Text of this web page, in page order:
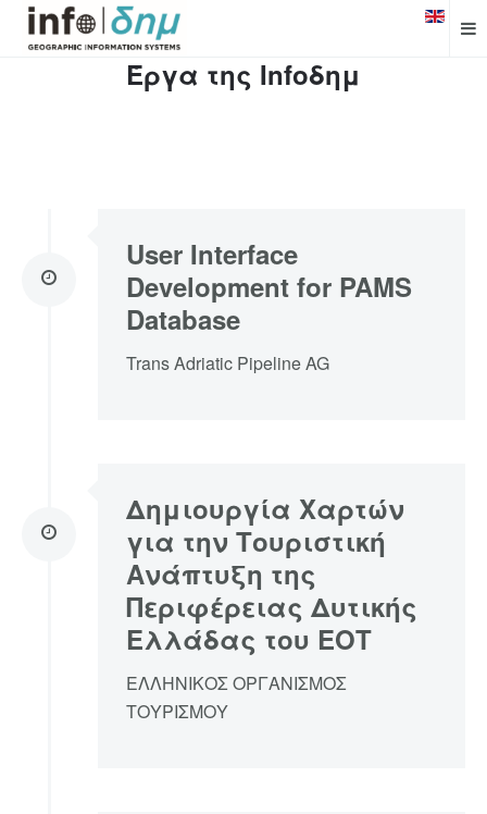
Έργα της Infoδημ
User Interface
Development for PAMS
Database
Trans Adriatic Pipeline AG
Δημιουργία Χαρτών
για την Τουριστική
Ανάπτυξη της
Περιφέρειας Δυτικής
Ελλάδας του ΕΟΤ
ΕΛΛΗΝΙΚΟΣ ΟΡΓΑΝΙΣΜΟΣ
ΤΟΥΡΙΣΜΟΥ